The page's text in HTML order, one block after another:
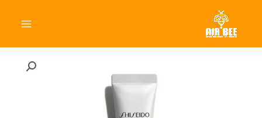
المحتوى
Menu